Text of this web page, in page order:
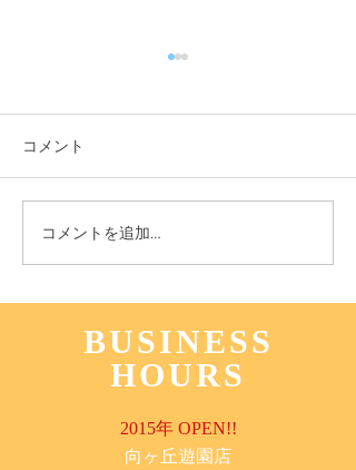
コメント
コメントを追加…
BUSINESS
HOURS
2015年 OPEN!!
​向ヶ丘遊園店